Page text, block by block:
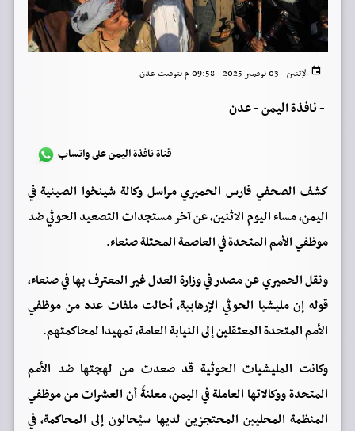
الإثنين - 03 نوفمبر 2025 - 09:58 م بتوقيت عدن
-نافذة اليمن - عدن
قناة نافذة اليمن على واتساب
كشف الصحفي فارس الحميري مراسل وكالة شينخوا الصينية في
اليمن، مساء اليوم الاثنين، عن آخر مستجدات التصعيد الحوثي ضد
موظفي الأمم المتحدة في العاصمة المحتلة صنعاء.
ونقل الحميري عن مصدر في وزارة العدل غير المعترف بها في صنعاء،
قوله إن مليشيا الحوثي الإرهابية، أحالت ملفات عدد من موظفي
الأمم المتحدة المعتقلين إلى النيابة العامة، تمهيدا لمحاكمتهم.
وكانت المليشيات الحوثية قد صعدت من لهجتها ضد الأمم
المتحدة ووكالاتها العاملة في اليمن، معلنةً أن العشرات من موظفي
المنظمة المحليين المحتجزين لديها سيُحالون إلى المحاكمة، في